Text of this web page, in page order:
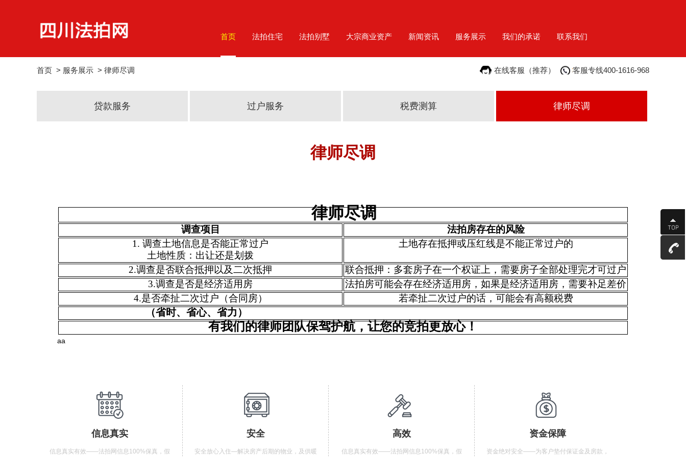
首页 法拍住宅 法拍别墅 大宗商业资产 新闻资讯 服务展示 我们的承诺 联系我们
首页 > 服务展示 > 律师尽调 在线客服（推荐） 客服专线400-1616-968
贷款服务 过户服务 税费测算 律师尽调
律师尽调
律师尽调
调查项目
法拍房存在的风险
1. 调查土地信息是否能正常过户
土地性质：出让还是划拨
土地存在抵押或压红线是不能正常过户的
2.调查是否联合抵押以及二次抵押
联合抵押：多套房子在一个权证上，需要房子全部处理完才可过户
3.调查是否是经济适用房
法拍房可能会存在经济适用房，如果是经济适用房，需要补足差价
4.是否牵扯二次过户（合同房） 若牵扯二次过户的话，可能会有高额税费
（省时、省心、省力）
有我们的律师团队保驾护航，让您的竞拍更放心！
aa
信息真实
信息真实有效——法拍网信息100%保真，假
安全
安全放心入住—解决房产后期的物业，及供暖
高效
信息真实有效——法拍网信息100%保真，假
资金保障
资金绝对安全——为客户垫付保证金及房款，